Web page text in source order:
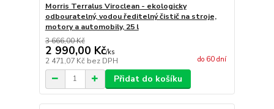
Morris Terralus Viroclean - ekologicky
odbouratelný, vodou ředitelný čistič na stroje,
motory a automobily, 25 l
3 666,00 Kč
2 990,00 Kč/ks
2 471,07 Kč bez DPH do 60 dní
Přidat do košíku